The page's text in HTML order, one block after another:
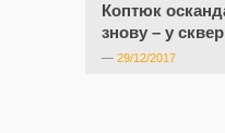
Коптюк
знову – у
— 29/12/2017